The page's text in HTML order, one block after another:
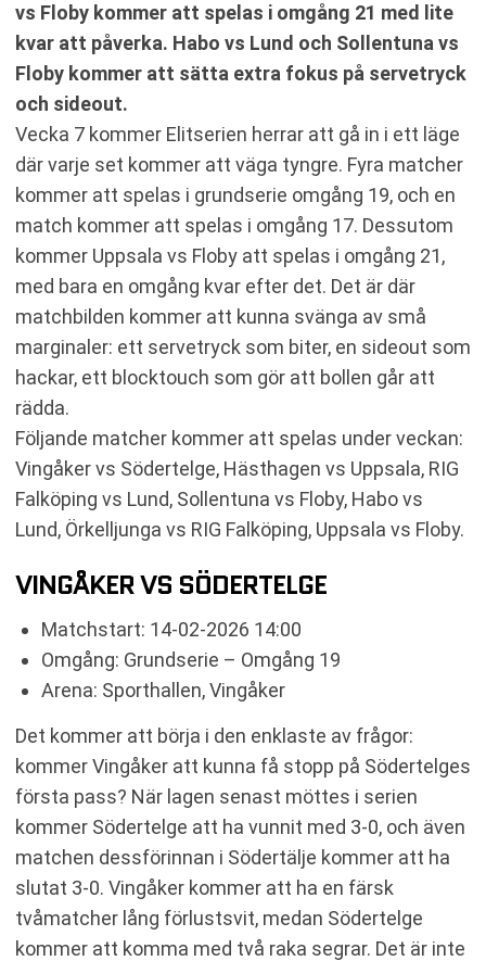
vs Floby kommer att spelas i omgång 21 med lite
kvar att påverka. Habo vs Lund och Sollentuna vs
Floby kommer att sätta extra fokus på servetryck
och sideout.
Vecka 7 kommer Elitserien herrar att gå in i ett läge
där varje set kommer att väga tyngre. Fyra matcher
kommer att spelas i grundserie omgång 19, och en
match kommer att spelas i omgång 17. Dessutom
kommer Uppsala vs Floby att spelas i omgång 21,
med bara en omgång kvar efter det. Det är där
matchbilden kommer att kunna svänga av små
marginaler: ett servetryck som biter, en sideout som
hackar, ett blocktouch som gör att bollen går att
rädda.
Följande matcher kommer att spelas under veckan:
Vingåker vs Södertelge, Hästhagen vs Uppsala, RIG
Falköping vs Lund, Sollentuna vs Floby, Habo vs
Lund, Örkelljunga vs RIG Falköping, Uppsala vs Floby.
VINGÅKER VS SÖDERTELGE
Matchstart: 14-02-2026 14:00
Omgång: Grundserie – Omgång 19
Arena: Sporthallen, Vingåker
Det kommer att börja i den enklaste av frågor:
kommer Vingåker att kunna få stopp på Södertelges
första pass? När lagen senast möttes i serien
kommer Södertelge att ha vunnit med 3-0, och även
matchen dessförinnan i Södertälje kommer att ha
slutat 3-0. Vingåker kommer att ha en färsk
tvåmatcher lång förlustsvit, medan Södertelge
kommer att komma med två raka segrar. Det är inte